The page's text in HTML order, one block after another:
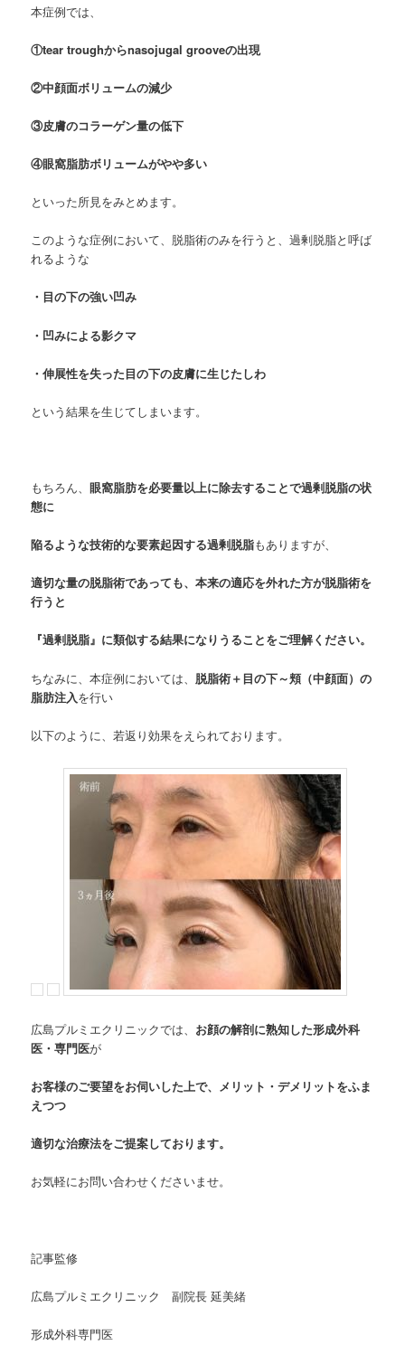
本症例では、
①tear troughからnasojugal grooveの出現
②中顔面ボリュームの減少
③皮膚のコラーゲン量の低下
④眼窩脂肪ボリュームがやや多い
といった所見をみとめます。
このような症例において、脱脂術のみを行うと、過剰脱脂と呼ば
れるような
・目の下の強い凹み
・凹みによる影クマ
・伸展性を失った目の下の皮膚に生じたしわ
という結果を生じてしまいます。
もちろん、眼窩脂肪を必要量以上に除去することで過剰脱脂の状
態に
陥るような技術的な要素起因する過剰脱脂もありますが、
適切な量の脱脂術であっても、本来の適応を外れた方が脱脂術を
行うと
『過剰脱脂』に類似する結果になりうることをご理解ください。
ちなみに、本症例においては、 脱脂術＋目の下～頬（中顔面）の
脂肪注入を行い
以下のように、若返り効果をえられております。
広島プルミエクリニックでは、 お顔の解剖に熟知した形成外科
医・専門医が
お客様のご要望をお伺いした上で、メリット・デメリットをふま
えつつ
適切な治療法をご提案しております。
お気軽にお問い合わせくださいませ。
記事監修
広島プルミエクリニック 副院長 延美緒
形成外科専門医